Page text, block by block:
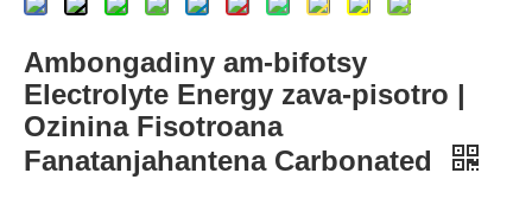
Ambongadiny am-bifotsy
Electrolyte Energy zava-pisotro |
Ozinina Fisotroana
Fanatanjahantena Carbonated